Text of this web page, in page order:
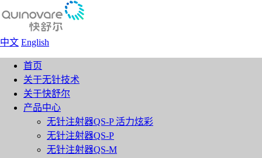
中文 English
首页
关于无针技术
关于快舒尔
产品中心
无针注射器QS-P 活力炫彩
无针注射器QS-P
无针注射器QS-M